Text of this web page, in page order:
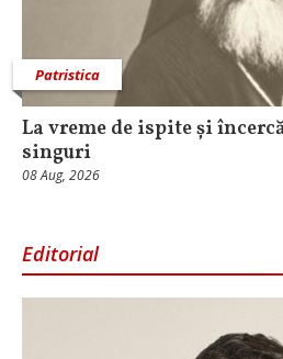
Patristica
La vreme de ispite și
singuri
08 Aug, 2026
Editorial